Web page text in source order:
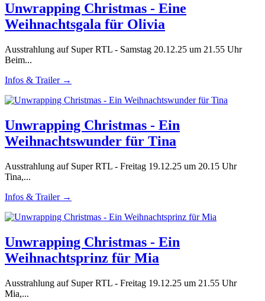
Unwrapping Christmas - Eine
Weihnachtsgala für Olivia
Ausstrahlung auf Super RTL - Samstag 20.12.25 um 21.55 Uhr
Beim...
Infos & Trailer →
Unwrapping Christmas - Ein
Weihnachtswunder für Tina
Ausstrahlung auf Super RTL - Freitag 19.12.25 um 20.15 Uhr
Tina,...
Infos & Trailer →
Unwrapping Christmas - Ein
Weihnachtsprinz für Mia
Ausstrahlung auf Super RTL - Freitag 19.12.25 um 21.55 Uhr
Mia,...